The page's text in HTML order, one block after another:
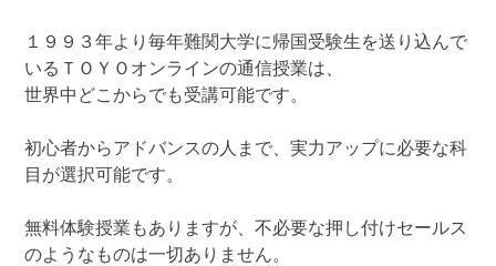
１９９３年より毎年難関大学に帰国受験生を送り込んで
いるＴＯＹＯオンラインの通信授業は、
世界中どこからでも受講可能です。
初心者からアドバンスの人まで、実力アップに必要な科
目が選択可能です。
無料体験授業もありますが、不必要な押し付けセールス
のようなものは一切ありません。